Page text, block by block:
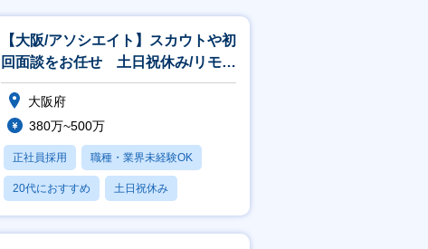
【大阪/アソシエイト】スカウトや初
回面談をお任せ 土日祝休み/リモー
ト相談可/残業平均20h
大阪府
380万~500万
正社員採用 職種・業界未経験OK
20代におすすめ 土日祝休み
休日120日以上